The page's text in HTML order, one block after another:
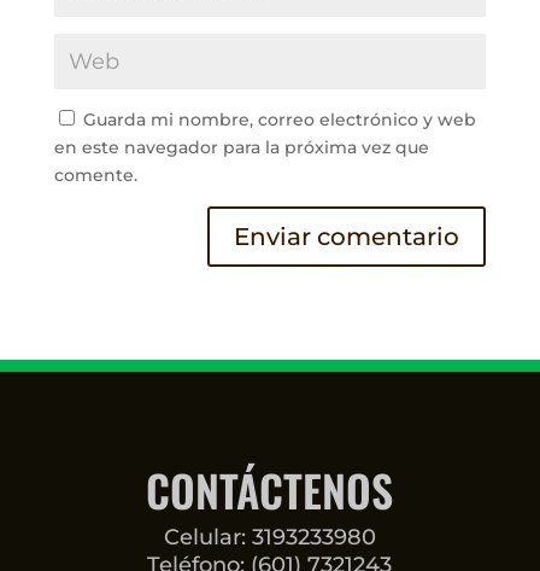
Guarda mi nombre, correo electrónico y web
en este navegador para la próxima vez que
comente.
CONTÁCTENOS
Celular: 3193233980
Teléfono: (601) 7321243